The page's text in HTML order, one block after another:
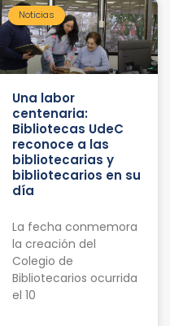
Noticias
Una labor
centenaria:
Bibliotecas UdeC
reconoce a las
bibliotecarias y
bibliotecarios en su
día
La fecha conmemora
la creación del
Colegio de
Bibliotecarios ocurrida
el 10